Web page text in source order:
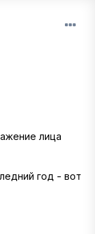
лица
год - вот